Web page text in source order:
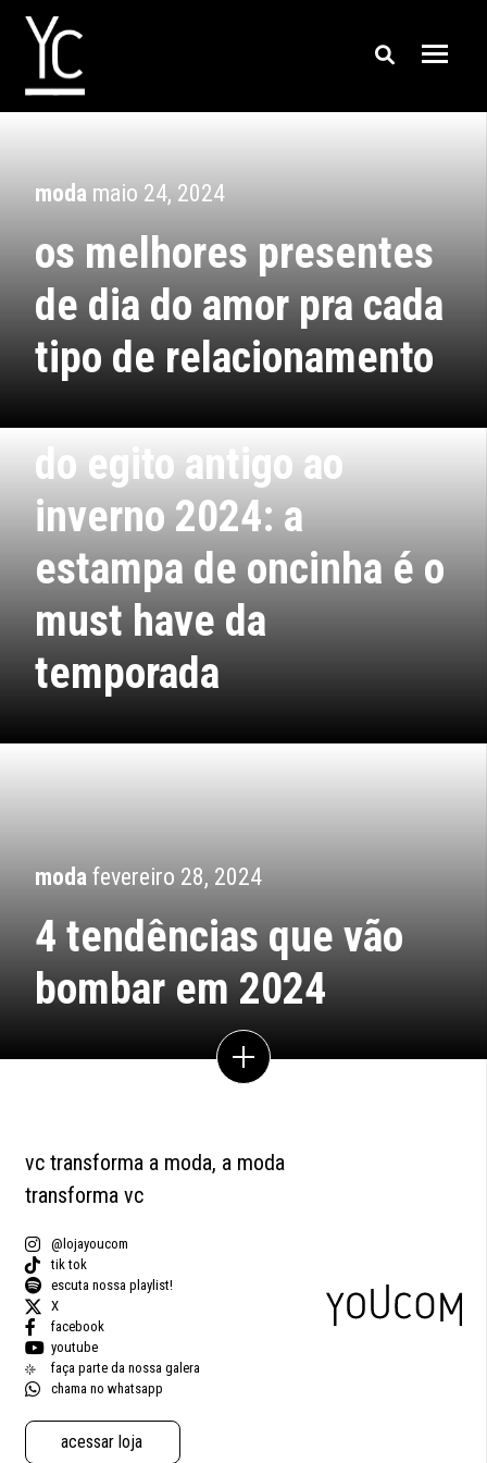
moda maio 24, 2024
os melhores presentes
de dia do amor pra cada
tipo de relacionamento
do egito antigo ao
inverno 2024: a
estampa de oncinha é o
must have da
temporada
moda fevereiro 28, 2024
4 tendências que vão
bombar em 2024
vc transforma a moda, a moda
transforma vc
@lojayoucom
tik tok
escuta nossa playlist!
X
facebook
youtube
faça parte da nossa galera
chama no whatsapp
acessar loja